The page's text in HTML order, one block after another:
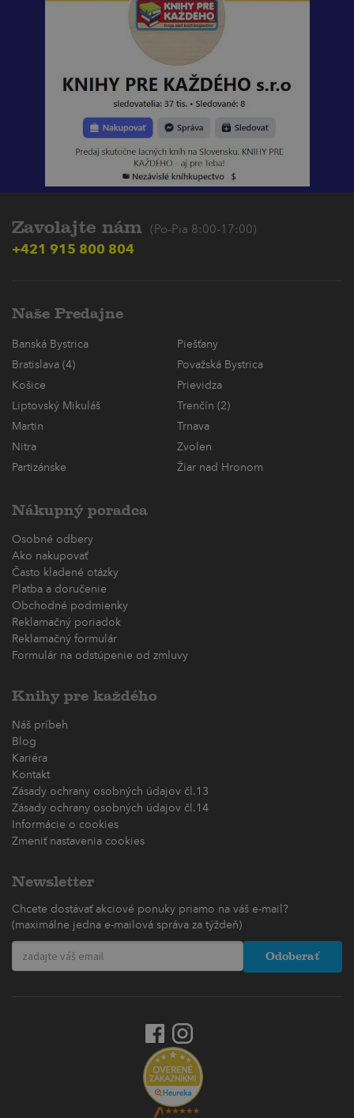
Zavolajte nám (Po-Pia 8:00-17:00)
+421 915 800 804
Naše Predajne
Banská Bystrica
Piešťany
Bratislava (4)
Považská Bystrica
Košice
Prievidza
Liptovský Mikuláš
Trenčín (2)
Martin
Trnava
Nitra
Zvolen
Partizánske
Žiar nad Hronom
Nákupný poradca
Osobné odbery
Ako nakupovať
Často kladené otázky
Platba a doručenie
Obchodné podmienky
Reklamačný poriadok
Reklamačný formulár
Formulár na odstúpenie od zmluvy
Knihy pre každého
Náš príbeh
Blog
Kariéra
Kontakt
Zásady ochrany osobných údajov čl.13
Zásady ochrany osobných údajov čl.14
Informácie o cookies
Zmeniť nastavenia cookies
Newsletter
Chcete dostávať akciové ponuky priamo na váš e-mail?
(maximálne jedna e-mailová správa za týždeň)
Odoberať